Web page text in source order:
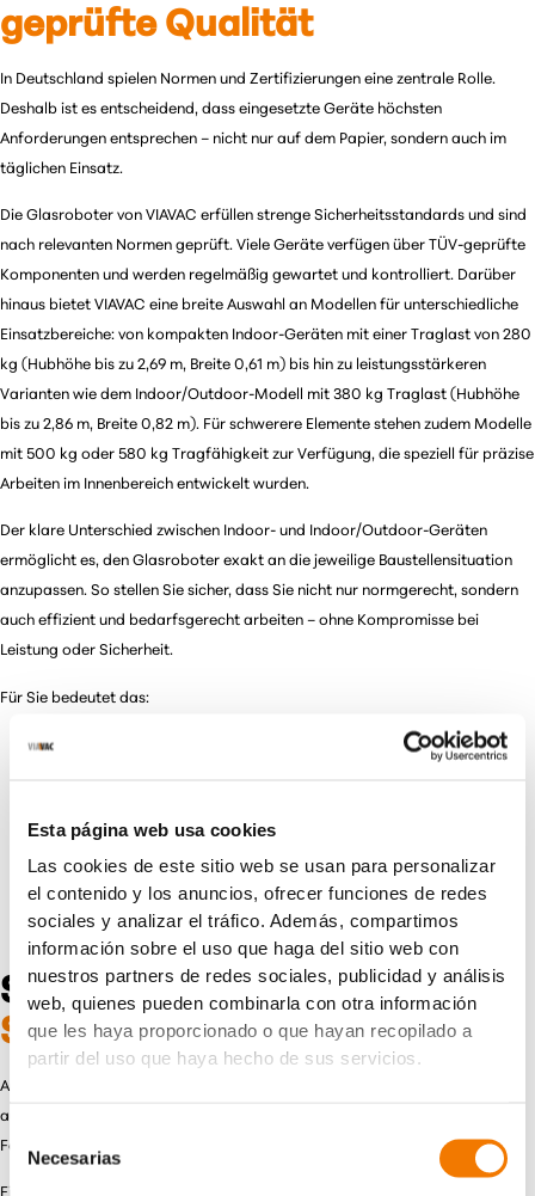
Esta página web usa cookies
Las cookies de este sitio web se usan para personalizar
el contenido y los anuncios, ofrecer funciones de redes
sociales y analizar el tráfico. Además, compartimos
información sobre el uso que haga del sitio web con
nuestros partners de redes sociales, publicidad y análisis
web, quienes pueden combinarla con otra información
que les haya proporcionado o que hayan recopilado a
partir del uso que haya hecho de sus servicios.
consentimiento
Necesarias
geprüfte Qualität
In Deutschland spielen Normen und Zertifizierungen eine zentrale Rolle.
Deshalb ist es entscheidend, dass eingesetzte Geräte höchsten
Anforderungen entsprechen – nicht nur auf dem Papier, sondern auch im
täglichen Einsatz.
Die Glasroboter von VIAVAC erfüllen strenge Sicherheitsstandards und sind
nach relevanten Normen geprüft. Viele Geräte verfügen über TÜV-geprüfte
Komponenten und werden regelmäßig gewartet und kontrolliert. Darüber
hinaus bietet VIAVAC eine breite Auswahl an Modellen für unterschiedliche
Einsatzbereiche: von kompakten Indoor-Geräten mit einer Traglast von 280
kg (Hubhöhe bis zu 2,69 m, Breite 0,61 m) bis hin zu leistungsstärkeren
Varianten wie dem Indoor/Outdoor-Modell mit 380 kg Traglast (Hubhöhe
bis zu 2,86 m, Breite 0,82 m). Für schwerere Elemente stehen zudem Modelle
mit 500 kg oder 580 kg Tragfähigkeit zur Verfügung, die speziell für präzise
Arbeiten im Innenbereich entwickelt wurden.
Der klare Unterschied zwischen Indoor- und Indoor/Outdoor-Geräten
ermöglicht es, den Glasroboter exakt an die jeweilige Baustellensituation
anzupassen. So stellen Sie sicher, dass Sie nicht nur normgerecht, sondern
auch effizient und bedarfsgerecht arbeiten – ohne Kompromisse bei
Leistung oder Sicherheit.
Für Sie bedeutet das:
minimiertes Ausfallrisiko
Sofort einsatzbereit:Ohne
Schulungsaufwand
Auf der Baustelle zählt jede Minute. Komplexe Maschinen, die zunächst
aufwendig erklärt werden müssen, kosten Zeit und erhöhen das
Fehlerpotenzial.